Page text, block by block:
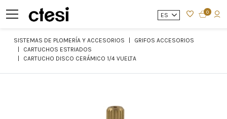
ES 0
SISTEMAS DE PLOMERÍA Y ACCESORIOS
GRIFOS ACCESORIOS
CARTUCHOS ESTRIADOS
CARTUCHO DISCO CERÁMICO 1/4 VUELTA